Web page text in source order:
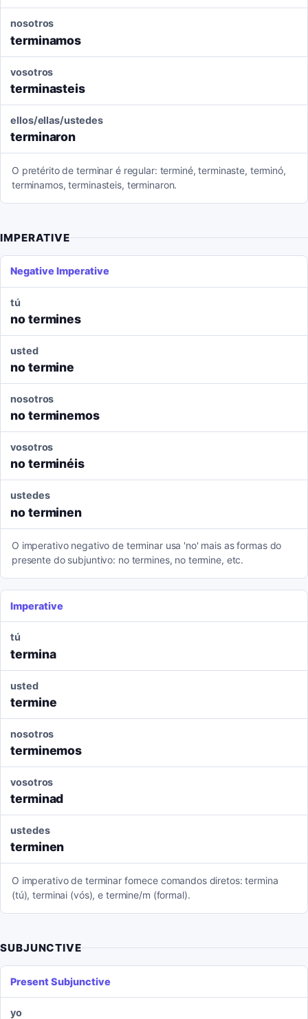
nosotros
terminamos
vosotros
terminasteis
ellos/ellas/ustedes
terminaron
O pretérito de terminar é regular: terminé, terminaste, terminó,
terminamos, terminasteis, terminaron.
IMPERATIVE
Negative Imperative
tú
no termines
usted
no termine
nosotros
no terminemos
vosotros
no terminéis
ustedes
no terminen
O imperativo negativo de terminar usa 'no' mais as formas do
presente do subjuntivo: no termines, no termine, etc.
Imperative
tú
termina
usted
termine
nosotros
terminemos
vosotros
terminad
ustedes
terminen
O imperativo de terminar fornece comandos diretos: termina
(tú), terminai (vós), e termine/m (formal).
SUBJUNCTIVE
Present Subjunctive
yo